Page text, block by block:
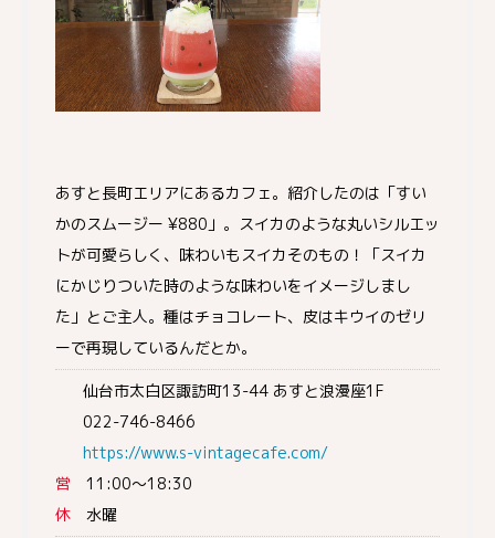
あすと長町エリアにあるカフェ。紹介したのは「すい
かのスムージー ¥880」。スイカのような丸いシルエッ
トが可愛らしく、味わいもスイカそのもの！「スイカ
にかじりついた時のような味わいをイメージしまし
た」とご主人。種はチョコレート、皮はキウイのゼリ
ーで再現しているんだとか。
仙台市太白区諏訪町13-44 あすと浪漫座1F
022-746-8466
https://www.s-vintagecafe.com/
営 11:00～18:30
休 水曜